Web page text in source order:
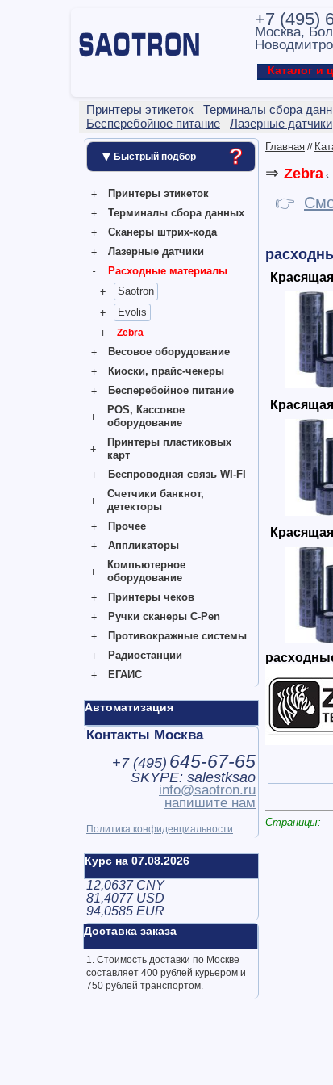
+7 (495)
Москва,
Каталог и
Принтеры этикеток Терминалы сбора
Бесперебойное питание
Лазерные датчики
▼ Быстрый подбор ?
Принтеры этикеток
Терминалы сбора данных
Сканеры штрих-кода
Лазерные датчики
Расходные материалы
Saotron
Evolis
Zebra
Весовое оборудование
Киоски, прайс-чекеры
Бесперебойное питание
POS, Кассовое
оборудование
Принтеры пластиковых
карт
Беспроводная связь WI-FI
Счетчики банкнот,
детекторы
Прочее
Аппликаторы
Компьютерное
оборудование
Принтеры чеков
Ручки сканеры C-Pen
Противокражные системы
Радиостанции
ЕГАИС
Автоматизация
Контакты Москва
+7 (495) 645-67-65
SKYPE: salestksao
info@saotron.ru
напишите нам
Политика конфиденциальности
Курс на 07.08.2026
12,0637 CNY
81,4077 USD
94,0585 EUR
Доставка заказа
1. Стоимость доставки по Москве
составляет 400 рублей курьером и
750 рублей транспортом.
Главная //
⇒ Zebra ‹
👉
Страницы: